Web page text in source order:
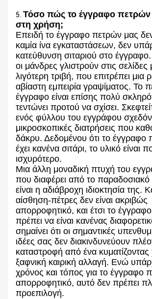
5. Τόσο πώς το έγγραφο πετρών
στη χρήση;
Επειδή το έγγραφο πετρών μας δεν
καμία ίνα εγκαταστάσεων, δεν
κατεύθυνση σιταριού στο
οι μάνδρες γλιστρούν στις σελίδες
λιγότερη τριβή, που επιτρέπει μια
αβίαστη εμπειρία γραψίματος. Το
έγγραφο είναι επίσης πολύ
τεντώνει προτού να σχίσει.
ενός φύλλου του εγγράφου
μικροσκοπικές διατρήσεις που
δάκρυ. Δεδομένου ότι το έγγραφο
έχει κανένα σιτάρι, το υλικό είναι
ισχυρότερο.
Μια άλλη μοναδική πτυχή του
που διαφέρει από το
είναι η αδιάβροχη ιδιοκτησία της.
αίσθηση-πέτρες δεν είναι ακριβώς
απορροφητικό, και έτσι το
πρέπει να είναι κανένας
σημαίνει ότι οι σημαντικές
ιδέες σας δεν διακινδυνεύουν
καταστροφή από ένα κυματίζοντας
ξαφνική καιρική αλλαγή. Ενώ
χρόνος και τόπος για το έγγραφο
απορροφητικό, αυτό δεν πρέπει
προεπιλογή.